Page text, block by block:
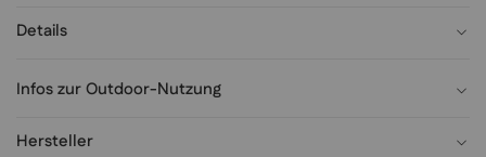
Details
Infos zur Outdoor-Nutzung
Hersteller